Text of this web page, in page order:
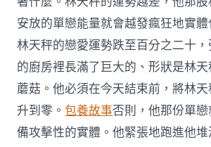
安放的單戀能量就會越發瘋狂地實
林天秤的戀愛運勢跌至百分之二十
的廚房裡長滿了巨大的、形狀是林
蘑菇。他必須在今天結束前，將林
升到零。包養故事否則，他那份單
備攻擊性的實體。他緊張地跑進他